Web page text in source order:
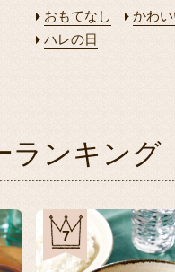
おもてなし
かわ
ハレの日
ランキング
7